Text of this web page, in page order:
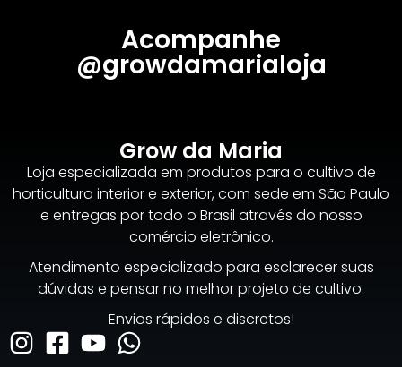
Acompanhe
@growdamarialoja
Grow da Maria
Loja especializada em produtos para o cultivo de
horticultura interior e exterior, com sede em São Paulo
e entregas por todo o Brasil através do nosso
comércio eletrônico.
Atendimento especializado para esclarecer suas
dúvidas e pensar no melhor projeto de cultivo.
Envios rápidos e discretos!